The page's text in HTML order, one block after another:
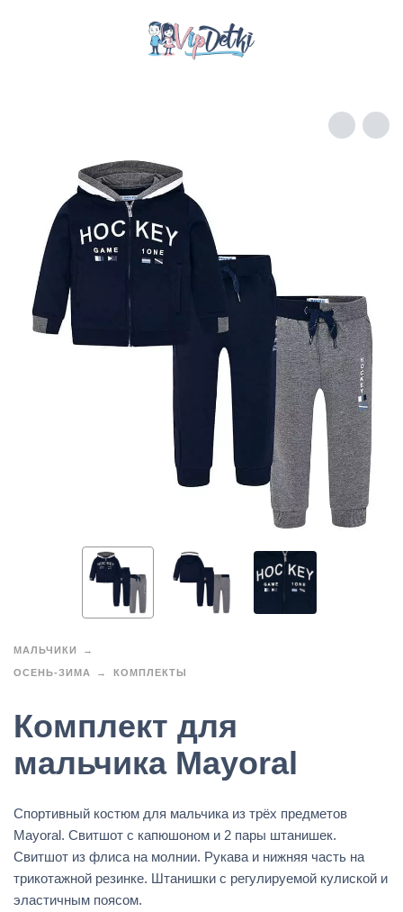
МАЛЬЧИКИ
ОСЕНЬ-ЗИМА КОМПЛЕКТЫ
Комплект для
мальчика Mayoral
Спортивный костюм для мальчика из трёх предметов
Mayoral. Свитшот с капюшоном и 2 пары штанишек.
Свитшот из флиса на молнии. Рукава и нижняя часть на
трикотажной резинке. Штанишки с регулируемой кулиской и
эластичным поясом.